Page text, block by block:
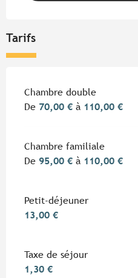
Tarifs
Tarifs 2026
Chambre double
De 70,00 € à 110,00 €
Chambre familiale
De 95,00 € à 110,00 €
Petit-déjeuner
13,00 €
Taxe de séjour
1,30 €